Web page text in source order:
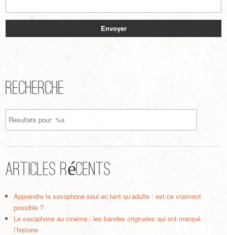
Recherche
Articles récents
Apprendre le saxophone seul en tant qu’adulte : est-ce vraiment
possible ?
Le saxophone au cinéma : les bandes originales qui ont marqué
l’histoire